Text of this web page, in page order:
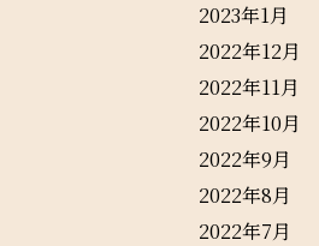
2023年1月
2022年12月
2022年11月
2022年10月
2022年9月
2022年8月
2022年7月